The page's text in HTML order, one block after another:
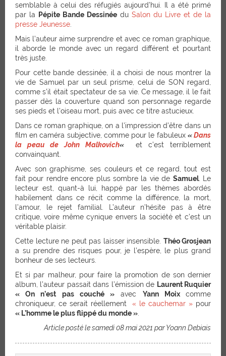
semblable à celui des réfugiés aujourd’hui. Il a été primé
par la
Pépite Bande Dessinée du Salon du Livre et de la
presse Jeunesse
Mais l’auteur aime surprendre et avec ce roman graphique,
il aborde le monde avec un regard différent et pourtant
très juste.
Pour cette bande dessinée, il a choisi de nous montrer la
vie de Samuel par un seul prisme, celui de SON regard,
comme s’il était spectateur de sa vie. Ce message, il le fait
passer dès la couverture quand son personnage regarde
ses pieds et l’oiseau mort, puis avec ce titre astucieux.
Dans ce roman graphique, on a l’impression d’être dans un
film en caméra subjective, comme pour le fabuleux «Dans
la peau de John Malkovich«
et c’est terriblement
convainquant.
Avec son graphisme, ses couleurs et ce regard, tout est
fait pour rendre encore plus sombre la vie de Samuel. Le
lecteur est, quant-à lui, happé par les thèmes abordés
habilement dans ce récit comme la différence, la mort,
l’amour, le rejet familial. L’auteur n’hésite pas à être
critique, voire même cynique envers la société et c’est un
véritable plaisir.
Cette lecture ne peut pas laisser insensible. Théo Grosjean
a su prendre des risques pour, je l’espère, le plus grand
bonheur de ses lecteurs.
Et si par malheur, pour faire la promotion de son dernier
album, l’auteur passait dans l’émission de Laurent Ruquier
« On n’est pas couché » avec Yann Moixcomme
chroniqueur, ce serait réellement
« le cauchemar » pour
« L’homme le plus flippé du monde »
Article posté le samedi 08 mai 2021 par Yoann Debiais